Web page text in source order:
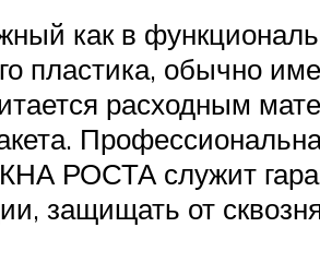
как в
пластика, обычно
расходным
РОСТА служит
защищать от